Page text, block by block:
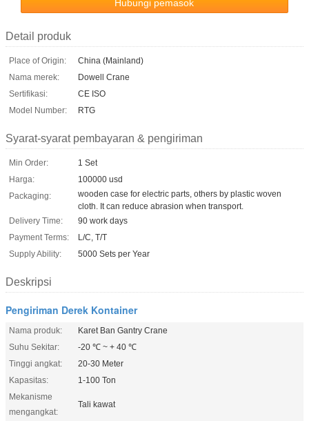
Hubungi pemasok
Detail produk
Place of Origin:
China (Mainland)
Nama merek:
Dowell Crane
Sertifikasi:
CE ISO
Model Number:
RTG
Syarat-syarat pembayaran & pengiriman
Min Order:
1 Set
Harga:
100000 usd
Packaging:
wooden case for electric parts, others by plastic woven
cloth. It can reduce abrasion when transport.
Delivery Time:
90 work days
Payment Terms:
L/C, T/T
Supply Ability:
5000 Sets per Year
Deskripsi
Pengiriman Derek Kontainer
Nama produk:
Karet Ban Gantry Crane
Suhu Sekitar:
-20 ℃ ~ + 40 ℃
Tinggi angkat:
20-30 Meter
Kapasitas:
1-100 Ton
Mekanisme
mengangkat:
Tali kawat